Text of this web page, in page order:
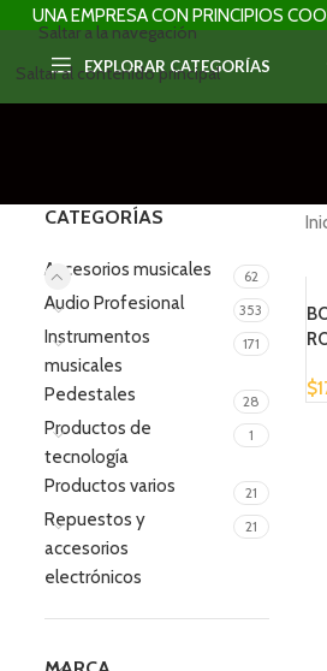
Saltar a la navegación
Saltar al contenido principal
UNA EMPRESA CON PRINCIPIOS
EXPLORAR CATEGORÍAS
CATEGORÍAS
Accesorios musicales 62
Audio Profesional 353
Instrumentos
musicales
171
Pedestales 28
Productos de
tecnología
1
Productos varios 21
Repuestos y
accesorios
electrónicos
21
$